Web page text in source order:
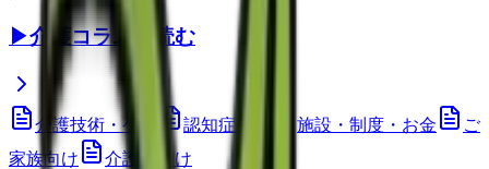
▶介護コラムを読む
介護技術・ケア 認知症ケア 施設・制度・お金
ご
家族向け
介護職向け